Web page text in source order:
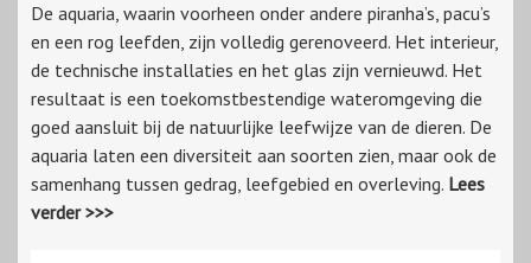
De aquaria, waarin voorheen onder andere piranha’s, pacu’s
en een rog leefden, zijn volledig gerenoveerd. Het interieur,
de technische installaties en het glas zijn vernieuwd. Het
resultaat is een toekomstbestendige wateromgeving die
goed aansluit bij de natuurlijke leefwijze van de dieren. De
aquaria laten een diversiteit aan soorten zien, maar ook de
samenhang tussen gedrag, leefgebied en overleving. Lees
verder >>>